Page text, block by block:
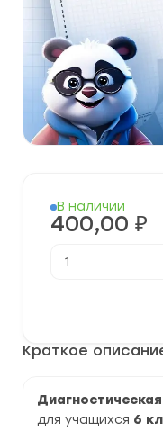
Краткое
для учащихся 6
В наличии
400,00 ₽
товара
Истории
задания,
ответы